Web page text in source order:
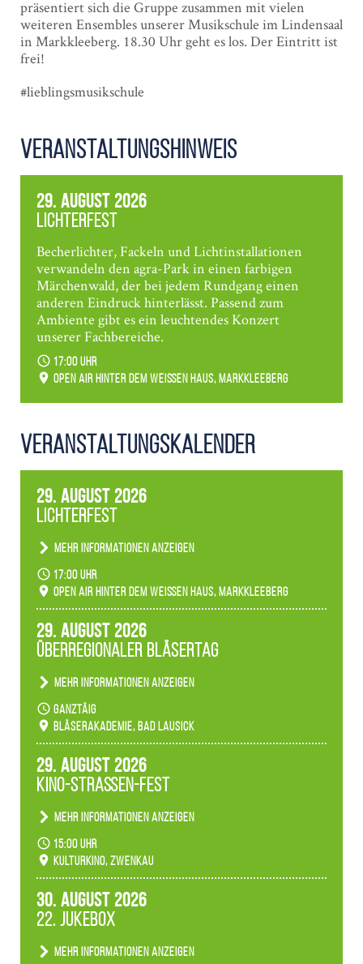
präsentiert sich die Gruppe zusammen mit vielen
weiteren Ensembles unserer Musikschule im Lindensaal
in Markkleeberg. 18.30 Uhr geht es los. Der Eintritt ist
frei!
#lieblingsmusikschule
Veranstaltungshinweis
29. August 2026
Lichterfest
Becherlichter, Fackeln und Lichtinstallationen
verwandeln den agra-Park in einen farbigen
Märchenwald, der bei jedem Rundgang einen
anderen Eindruck hinterlässt. Passend zum
Ambiente gibt es ein leuchtendes Konzert
unserer Fachbereiche.
17:00 Uhr
Open Air hinter dem weißen Haus, Markkleeberg
Veranstaltungs­kalender
29. August 2026
Lichterfest
Mehr Informationen anzeigen
Becherlichter, Fackeln und Lichtinstallationen
verwandeln den agra-Park in einen farbigen
Märchenwald, der bei jedem Rundgang einen
Ambiente gibt es ein leuchtendes Konzert
unserer Fachbereiche.
17:00 Uhr
Open Air hinter dem weißen Haus, Markkleeberg
29. August 2026
Überregionaler Bläsertag
Mehr Informationen anzeigen
Teilnahme der Bläserklassen.
ganztäig
Bläserakademie, Bad Lausick
29. August 2026
Kino-Straßen-Fest
Mehr Informationen anzeigen
Konzert unserer Zwenkauer Schüler und
Schülerinnen zum Fest des Kulturkinos.
15:00 Uhr
Kulturkino, Zwenkau
30. August 2026
22. Jukebox
Mehr Informationen anzeigen